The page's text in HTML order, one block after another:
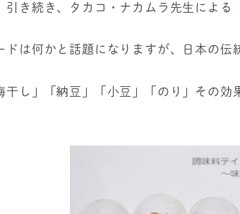
引き続き、タカコ・ナカムラ先生による
ドは何かと話題になりますが、日本の伝
干し」「納豆」「小豆」「のり」その